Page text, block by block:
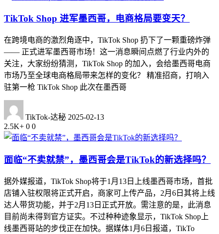
TikTok Shop 进军墨西哥，电商格局要变天？
在跨境电商的激烈角逐中，TikTok Shop 扔下了一颗重磅炸弹
—— 正式进军墨西哥市场！这一消息瞬间点燃了行业内外的
关注，大家纷纷猜测，TikTok Shop 的加入，会给墨西哥电商
市场乃至全球电商格局带来怎样的变化？ 精准招商，打响入
驻第一枪 TikTok Shop 此次在墨西哥
TikTok-达秘 2025-02-13
2.5K+ 0 0
面临“不卖就禁”，墨西哥会是TikTok的新选择吗？
据外媒报道，TikTok Shop将于1月13日上线墨西哥市场，首批
店铺入驻权限将正式开启，商家可上传产品，2月6日其将上线
达人带货功能，并于2月13日正式开放。需注意的是，此消息
目前尚未得到官方证实。不过种种迹象显示，TikTok Shop上
线墨西哥站的步伐正在加快。据媒体1月6日报道，TikTo